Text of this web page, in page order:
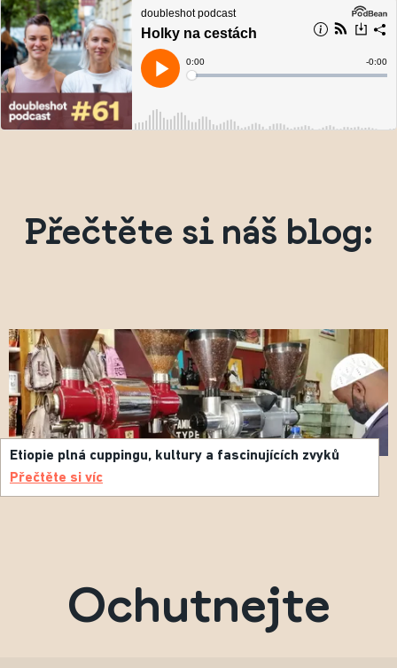
Přečtěte si náš blog:
Etiopie plná cuppingu, kultury a fascinujících zvyků
Přečtěte si víc
Ochutnejte